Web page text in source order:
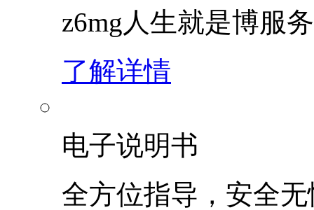
z6mg人生就是博服
了解详情
电子说明书
全方位指导，安全